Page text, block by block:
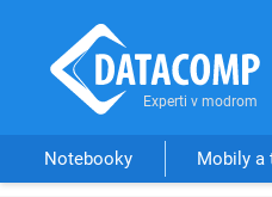
Notebooky Mobily a